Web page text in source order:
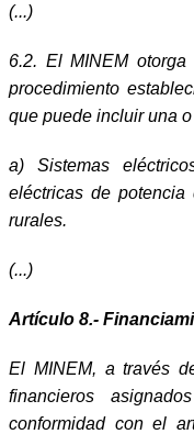
(...)
6.2. El MINEM
procedimiento
que puede incluir una
a) Sistemas
eléctricas de potencia
rurales.
(...)
Artículo 8.-
El MINEM, a través
financieros
conformidad con el